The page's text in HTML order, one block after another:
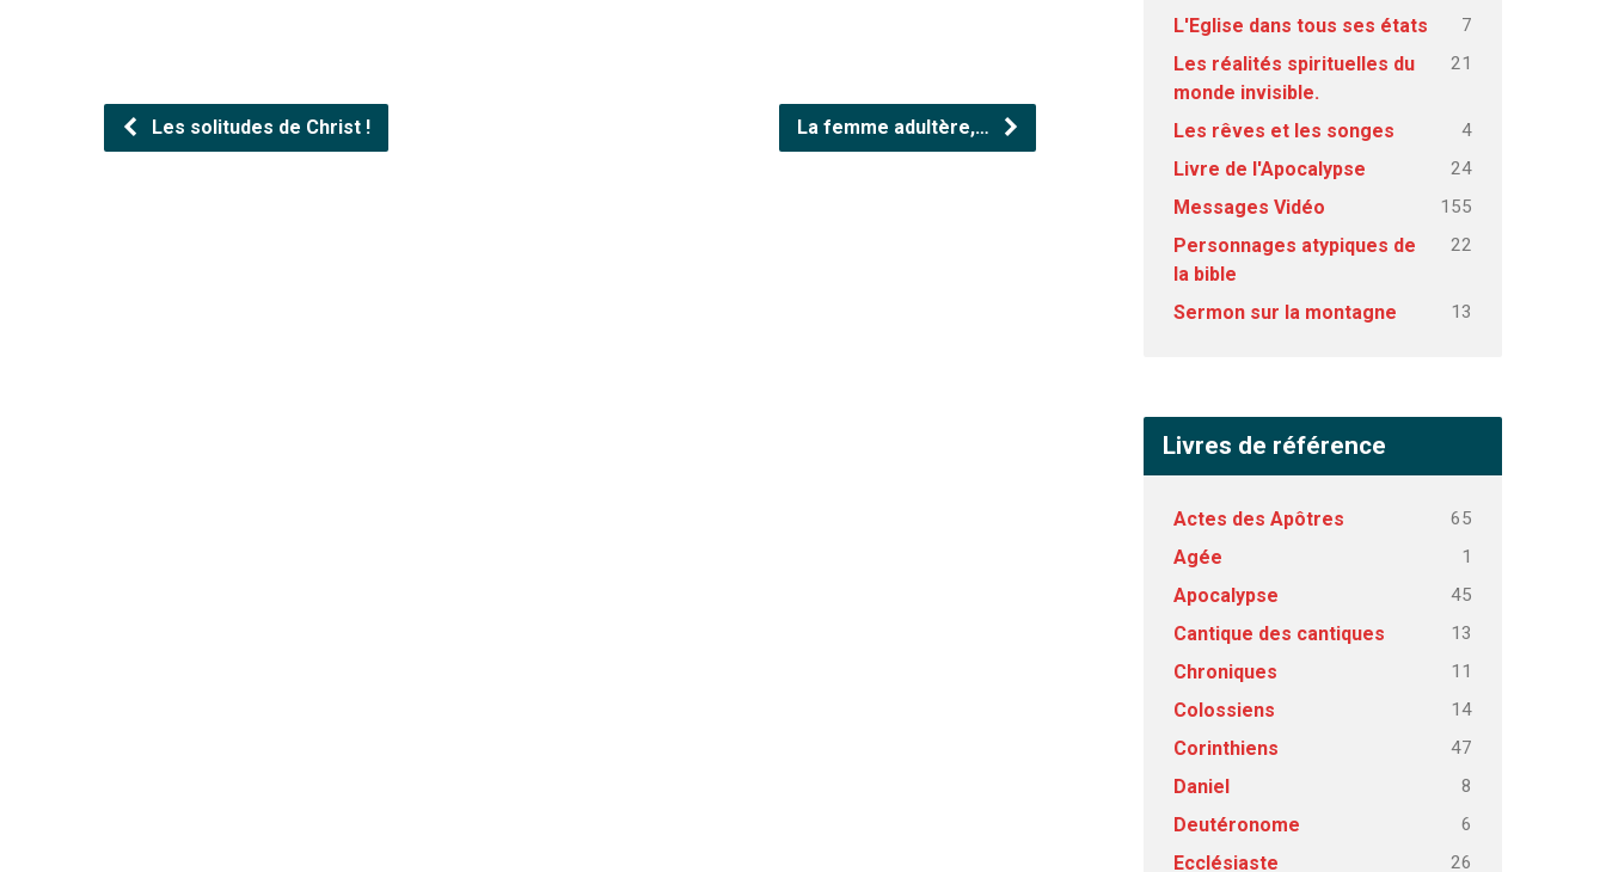
Les solitudes de Christ ! La femme adultère,…
L'Eglise dans tous ses états 7
Les réalités spirituelles du
monde invisible.
21
Les rêves et les songes 4
Livre de l'Apocalypse 24
Messages Vidéo 155
Personnages atypiques de
la bible
22
Sermon sur la montagne 13
Livres de référence
Actes des Apôtres 65
Agée 1
Apocalypse 45
Cantique des cantiques 13
Chroniques 11
Colossiens 14
Corinthiens 47
Daniel 8
Deutéronome 6
Ecclésiaste 26